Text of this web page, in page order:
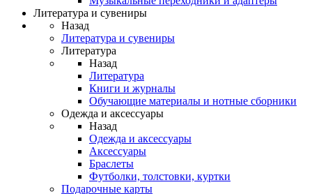
Литература и сувениры
Назад
Литература и сувениры
Литература
Назад
Литература
Книги и журналы
Обучающие материалы и нотные сборники
Одежда и аксессуары
Назад
Одежда и аксессуары
Аксессуары
Браслеты
Футболки, толстовки, куртки
Подарочные карты